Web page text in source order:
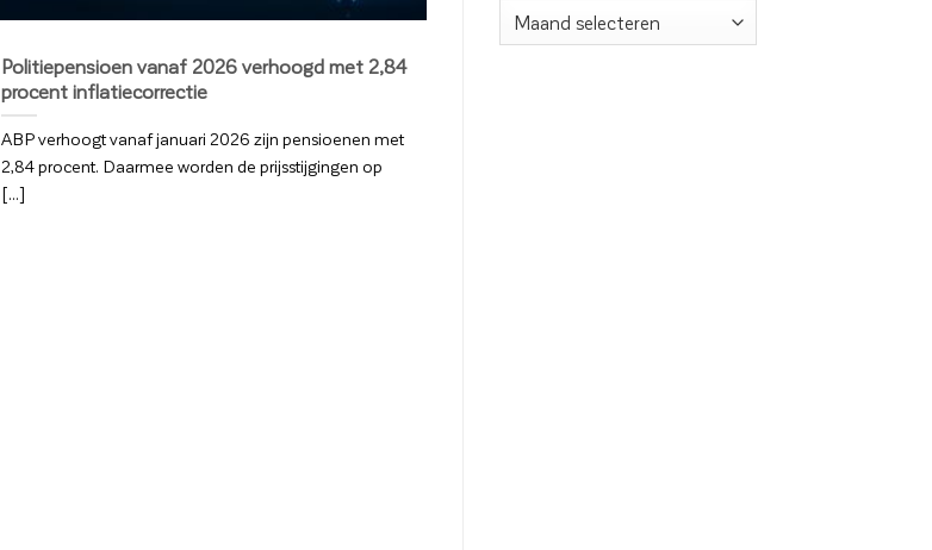
Politiepensioen vanaf 2026 verhoogd met 2,84
procent inflatiecorrectie
ABP verhoogt vanaf januari 2026 zijn pensioenen met
2,84 procent. Daarmee worden de prijsstijgingen op
[...]
Nieuwsarchief